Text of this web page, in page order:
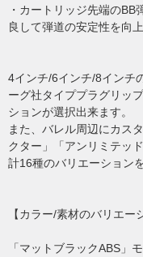
・カートリッジ先端の
良して弾道の安定性を向上
4インチ/6インチ/8インチ
ーグ社タイププラグリッ
ションが選択出来ます。
また、バレル周辺にカス
クター」「アンリミテッ
計16種のバリエーション
【カラー/素材のバリエー
「マットブラックABS」